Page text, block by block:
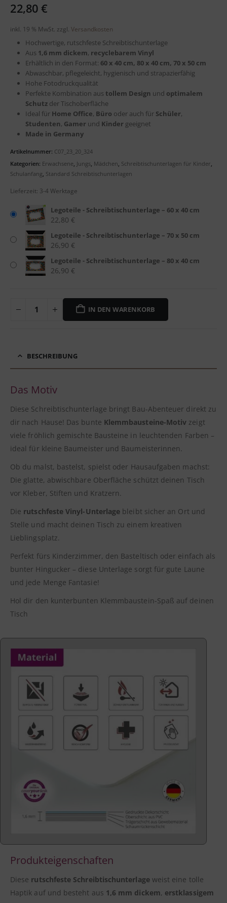
22,80€
inkl. 19 % MwSt. zzgl. Versandkosten
Hochwertige, rutschfeste Schreibtischunterlage
Aus 1,6 mm dickem, recyclebarem Vinyl
Erhältlich in den Format: 60 x 40 cm, 80 x 40 cm, 70 x 50 cm
Abwaschbar, pflegeleicht, hygienisch und strapazierfähig
Hohe Fotodruckqualität
Perfekte Kombination aus tollem Design und optimalem
Schutzder Tischoberfläche
Ideal für Home Office, Büro oder auch fürSchüler,
Studenten, Gamer und Kinder geeignet
Made in Germany
Artikelnummer: C07_23_20_324
Kategorien: Erwachsene Jungs Mädchen Schreibtischunterlagen für Kinder
Schulanfang Standard Schreibtischunterlagen
Lieferzeit: 3-4 Werktage
Legoteile - Schreibtischunterlage – 60 x 40 cm
22,80 €
Legoteile - Schreibtischunterlage – 70 x 50 cm
26,90 €
Legoteile - Schreibtischunterlage – 80 x 40 cm
26,90 €
IN DEN WARENKORB
BESCHREIBUNG
Das Motiv
Diese Schreibtischunterlage bringt Bau-Abenteuer direkt zu
dir nach Hause! Das bunte Klemmbausteine-Motiv zeigt
viele fröhlich gemischte Bausteine in leuchtenden Farben –
ideal für kleine Baumeister und Baumeisterinnen.
Ob du malst, bastelst, spielst oder Hausaufgaben machst:
Die glatte, abwischbare Oberfläche schützt deinen Tisch
vor Kleber, Stiften und Kratzern.
Die rutschfeste Vinyl-Unterlage bleibt sicher an Ort und
Stelle und macht deinen Tisch zu einem kreativen
Lieblingsplatz.
Perfekt fürs Kinderzimmer, den Basteltisch oder einfach als
bunter Hingucker – diese Unterlage sorgt für gute Laune
und jede Menge Fantasie!
Hol dir den kunterbunten Klemmbaustein-Spaß auf deinen
Tisch
Produkteigenschaften
Diese rutschfeste Schreibtischunterlageweist eine tolle
Haptik auf und besteht aus 1,6 mm dickem, erstklassigem